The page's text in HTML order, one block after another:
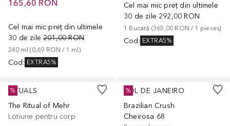
165,60 RON
Cel mai mic preț din ultimele
30 de zile 201,00 RON
240 ml (0,69 RON / 1 ml)
Cod : EXTRA5%
Cel mai mic preț din ultimele
30 de zile 292,00 RON
1 Bucată (365,00 RON / 1 pieces)
Cod : EXTRA5%
RITUALS
The Ritual of Mehr
Lotiune pentru corp
%
SOL DE JANEIRO
Brazilian Crush
Cheirosa 68
%